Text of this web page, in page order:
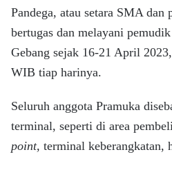
Pandega, atau setara SMA
bertugas dan melayani
Gebang sejak 16-21 April
WIB tiap harinya.
Seluruh anggota Pramuka
terminal, seperti di area
point, terminal keberangkatan,